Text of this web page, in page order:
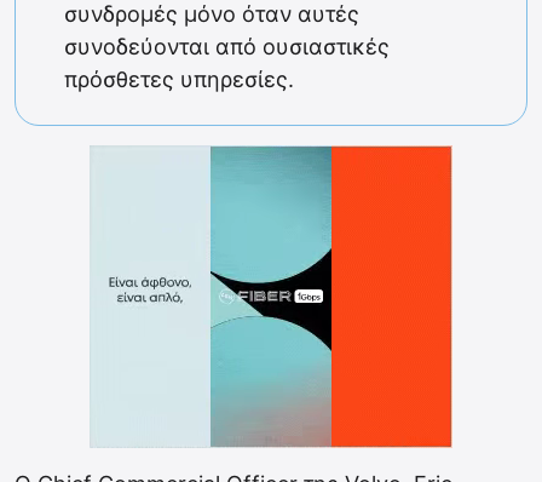
συνδρομές μόνο όταν αυτές
συνοδεύονται από ουσιαστικές
πρόσθετες υπηρεσίες.